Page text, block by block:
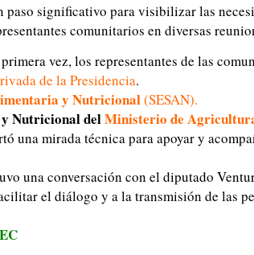
significativo para visibilizar las
comunitarios en diversas
vez, los representantes de las
de la Presidencia.
y Nutricional(SESAN).
Nutricional delMinisterio de
mirada técnica para apoyar y
una conversación con el diputado
el diálogo y a la transmisión de las